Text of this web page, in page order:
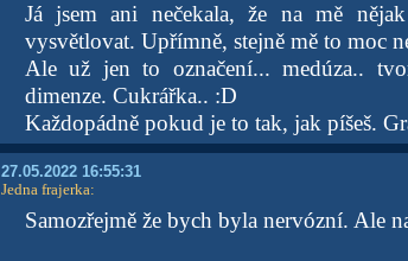
Já jsem ani nečekala, že na mě
vysvětlovat. Upřímně, stejně mě to moc
Ale už jen to označení... medúza..
dimenze. Cukrářka.. :D
Každopádně pokud je to tak, jak píšeš.
27.05.2022 16:55:31
Jedna frajerka:
Samozřejmě že bych byla nervózní. Ale